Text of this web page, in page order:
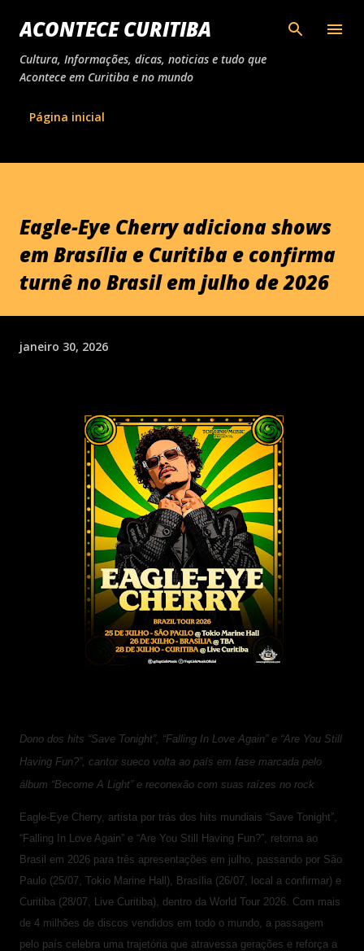
Pular para o conteúdo principal
ACONTECE CURITIBA
Cultura, Informações, dicas, noticias e tudo que
Acontece em Curitiba e no mundo
Página inicial
Eagle-Eye Cherry adiciona shows
em Brasília e Curitiba e confirma
turnê no Brasil em julho de 2026
janeiro 30, 2026
Dono dos hits “Save Tonight”, “Falling In Love Again” e “Are You Still
Having Fun?”, cantor sueco volta ao país em fase marcada pelo
álbum “Become A Light” e reconexão com suas raízes no rock
Eagle-Eye Cherry, artista por trás dos hits mundiais “Save Tonight”,
“Falling In Love Again” e “Are You Still Having Fun?”, retorna ao
Brasil em 2026 para três apresentações em julho, passando por São
Paulo (25/07, Tokio Marine Hall), Brasília (26/07, local a confirmar) e
Curitiba (28/07, Live Curitiba), dentro da World Tour 2026. Com mais
de 4 milhões de discos vendidos em todo o mundo, a passagem
pelo país celebra uma trajetória que atravessa gerações e reforça a